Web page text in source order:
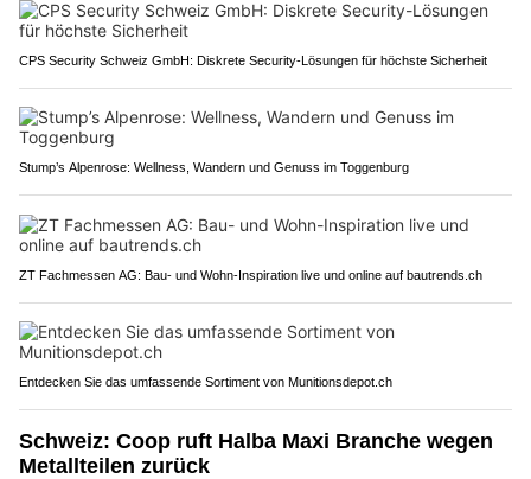
CPS Security Schweiz GmbH: Diskrete Security-Lösungen für höchste Sicherheit
Stump’s Alpenrose: Wellness, Wandern und Genuss im Toggenburg
ZT Fachmessen AG: Bau- und Wohn-Inspiration live und online auf bautrends.ch
Entdecken Sie das umfassende Sortiment von Munitionsdepot.ch
Schweiz: Coop ruft Halba Maxi Branche wegen
Metallteilen zurück